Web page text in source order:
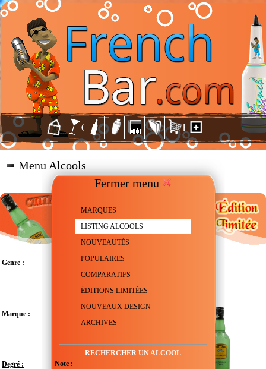
Fermer menu
MARQUES
LISTING ALCOOLS
NOUVEAUTÉS
POPULAIRES
COMPARATIFS
ÉDITIONS LIMITÉES
NOUVEAUX DESIGN
ARCHIVES
RECHERCHER UN ALCOOL
Note :
Menu Alcools
Genre : Scotch Whisky
Marque :
Degré :